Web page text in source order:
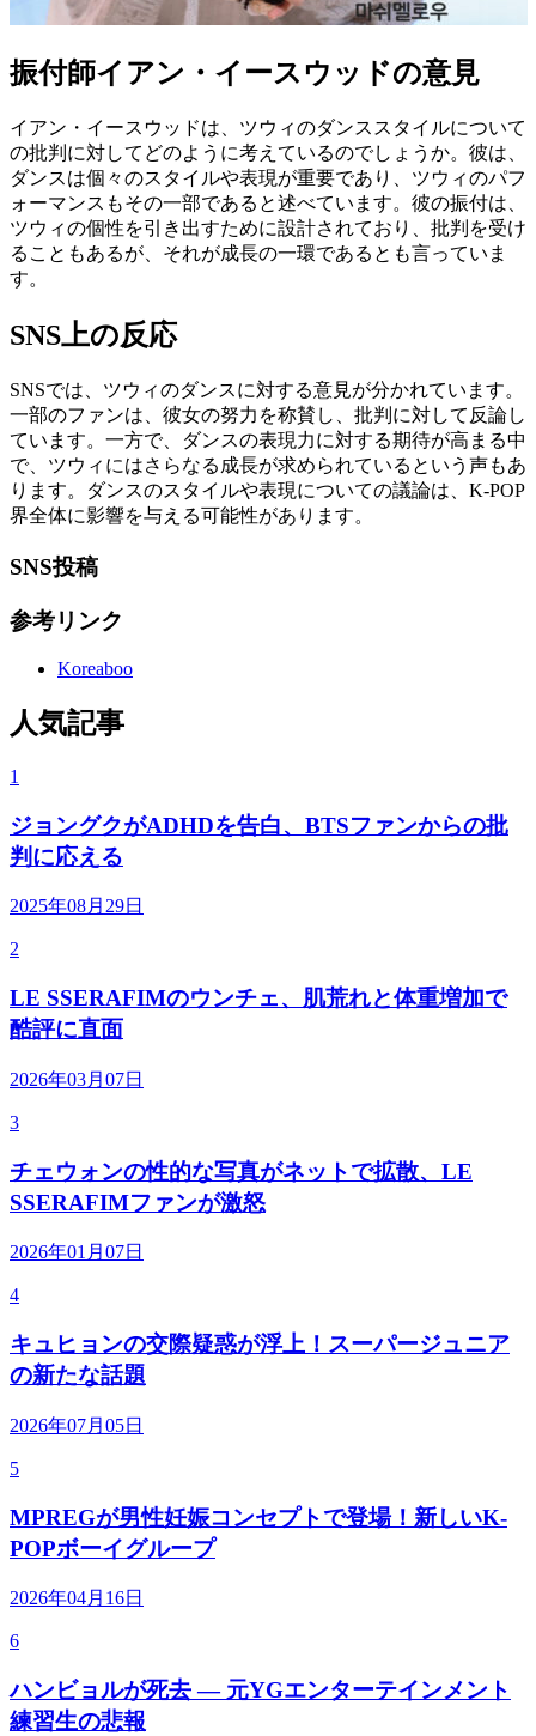
振付師イアン・イースウッドの意見
イアン・イースウッドは、ツウィのダンススタイルについて
の批判に対してどのように考えているのでしょうか。彼は、
ダンスは個々のスタイルや表現が重要であり、ツウィのパフ
ォーマンスもその一部であると述べています。彼の振付は、
ツウィの個性を引き出すために設計されており、批判を受け
ることもあるが、それが成長の一環であるとも言っていま
す。
SNS上の反応
SNSでは、ツウィのダンスに対する意見が分かれています。
一部のファンは、彼女の努力を称賛し、批判に対して反論し
ています。一方で、ダンスの表現力に対する期待が高まる中
で、ツウィにはさらなる成長が求められているという声もあ
ります。ダンスのスタイルや表現についての議論は、K-POP
界全体に影響を与える可能性があります。
SNS投稿
参考リンク
Koreaboo
人気記事
1
ジョングクがADHDを告白、BTSファンからの批
判に応える
2025年08月29日
2
LE SSERAFIMのウンチェ、肌荒れと体重増加で
酷評に直面
2026年03月07日
3
チェウォンの性的な写真がネットで拡散、LE
SSERAFIMファンが激怒
2026年01月07日
4
キュヒョンの交際疑惑が浮上！スーパージュニア
の新たな話題
2026年07月05日
5
MPREGが男性妊娠コンセプトで登場！新しいK-
POPボーイグループ
2026年04月16日
6
ハンビョルが死去 — 元YGエンターテインメント
練習生の悲報